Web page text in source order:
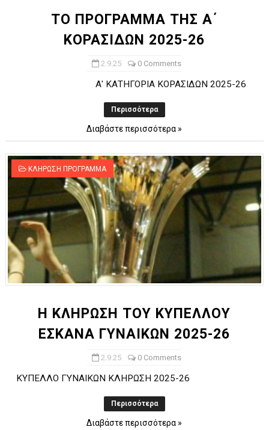
ΤΟ ΠΡΟΓΡΑΜΜΑ ΤΗΣ Α΄
ΚΟΡΑΣΙΔΩΝ 2025-26
2.9.25 0 Comments
Α' ΚΑΤΗΓΟΡΙΑ ΚΟΡΑΣΙΔΩΝ 2025-26
Περισσότερα
Διαβάστε περισσότερα »
ΚΛΗΡΩΣΗ ΠΡΟΓΡΑΜΜΑ
H KΛΗΡΩΣΗ ΤΟΥ ΚΥΠΕΛΛΟΥ
ΕΣΚΑΝΑ ΓΥΝΑΙΚΩΝ 2025-26
2.9.25 0 Comments
ΚΥΠΕΛΛΟ ΓΥΝΑΙΚΩΝ ΚΛΗΡΩΣΗ 2025-26
Περισσότερα
Διαβάστε περισσότερα »